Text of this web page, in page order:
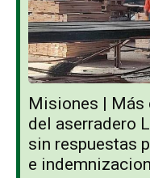
Misiones | Más
del aserradero
sin respuestas
e